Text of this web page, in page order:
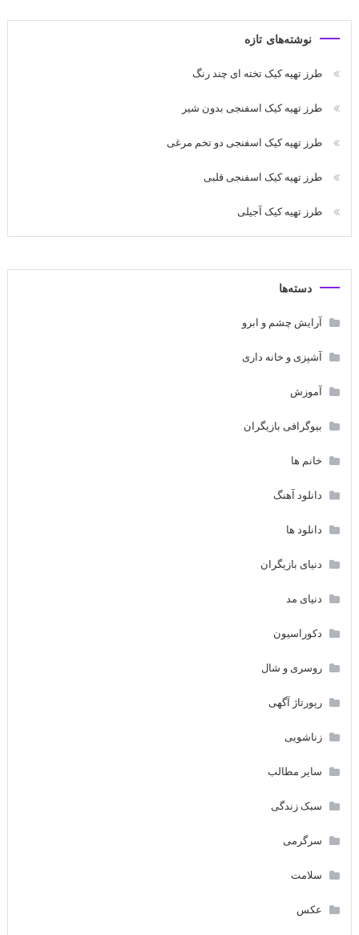
نوشته‌های تازه
طرز تهیه کیک تخته ای چند رنگ
طرز تهیه کیک اسفنجی بدون شیر
طرز تهیه کیک اسفنجی دو تخم مرغی
طرز تهیه کیک اسفنجی قلبی
طرز تهیه کیک آجیلی
دسته‌ها
آرایش چشم و ابرو
آشپزی و خانه داری
آموزش
بیوگرافی بازیگران
خانم ها
دانلود آهنگ
دانلود ها
دنیای بازیگران
دنیای مد
دکوراسیون
روسری و شال
رپورتاژ آگهی
زناشویی
سایر مطالب
سبک زندگی
سرگرمی
سلامت
عکس